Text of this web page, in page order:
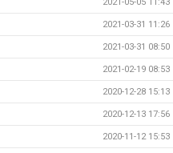
2021-03-31 11:26
2021-03-31 08:50
2021-02-19 08:53
2020-12-28 15:13
2020-12-13 17:56
2020-11-12 15:53